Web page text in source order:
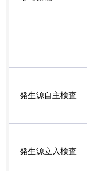
発生源自主検査
発生源立入検査